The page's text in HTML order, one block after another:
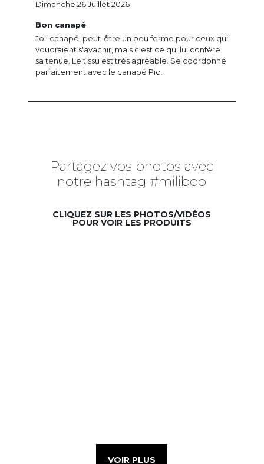
Bon canapé
Joli canapé, peut-être un peu ferme pour ceux qui
voudraient s'avachir, mais c'est ce qui lui confère
sa tenue. Le tissu est très agréable. Se coordonne
parfaitement avec le canapé Pio.
Dimanche 26 Juillet 2026
Partagez vos photos avec
notre hashtag #miliboo
CLIQUEZ SUR LES PHOTOS/VIDÉOS
POUR VOIR LES PRODUITS
VOIR PLUS